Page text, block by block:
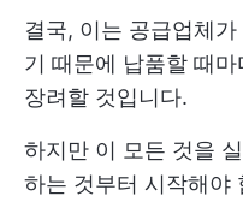
결국, 이는 공급업체
기 때문에 납품할 때
장려할 것입니다.
하지만 이 모든 것을
하는 것부터 시작해야